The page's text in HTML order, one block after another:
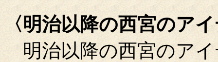
〈明治以降の西宮のア
明治以降の西宮のアイ